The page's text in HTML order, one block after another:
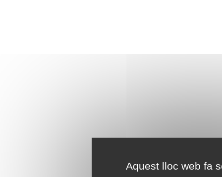
Aquest lloc web fa